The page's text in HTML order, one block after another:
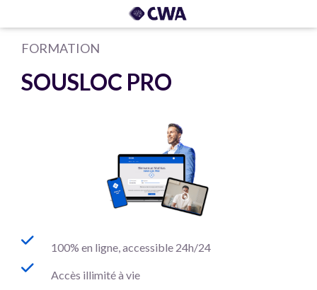
FORMATION
SOUSLOC PRO
100% en ligne, accessible 24h/24
Accès illimité à vie